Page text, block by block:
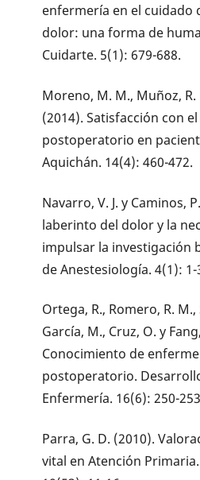
enfermería en el cuidado
dolor: una forma de
Cuidarte. 5(1): 679-688.
Moreno, M. M., Muñoz,
(2014). Satisfacción con
postoperatorio en
Aquichán. 14(4): 460-472.
Navarro, V. J. y Caminos,
laberinto del dolor y la
impulsar la investigación
de Anestesiología. 4(1): 1-
Ortega, R., Romero, R. M.,
García, M., Cruz, O. y
Conocimiento de
postoperatorio.
Enfermería. 16(6): 250-
Parra, G. D. (2010).
vital en Atención